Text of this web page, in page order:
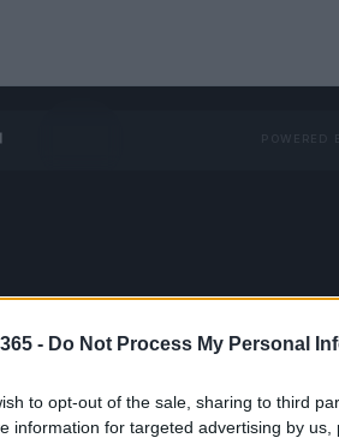
- Do Not Process My Personal
to opt-out of the sale, sharing to third
information for targeted advertising by